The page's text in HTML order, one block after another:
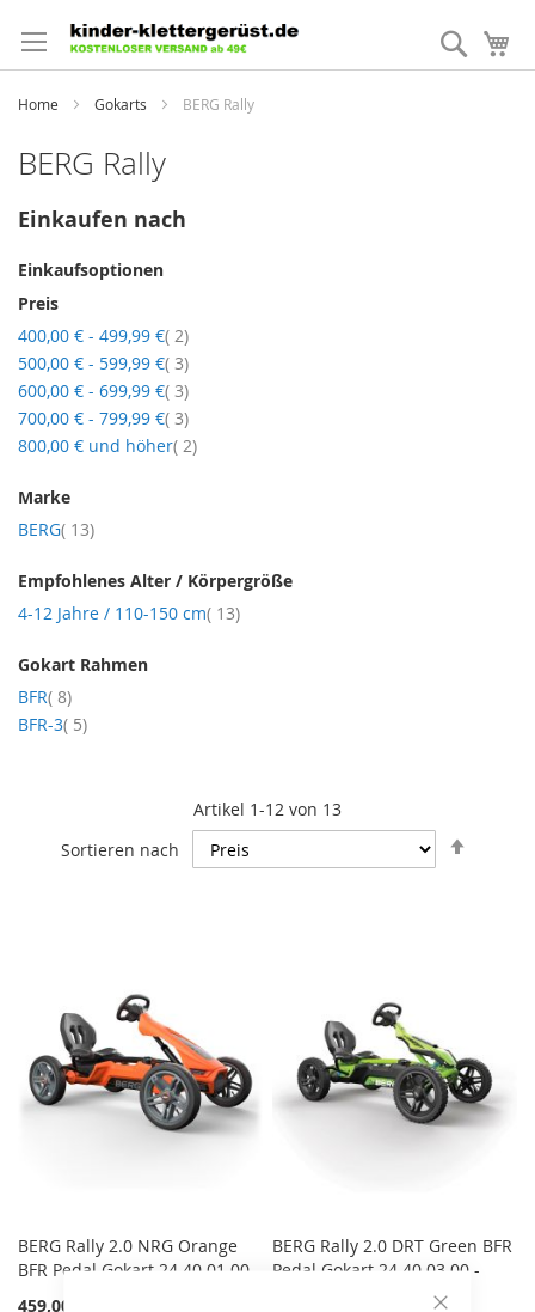
zum
Inhalt
Suche
Home Gokarts BERG Rally
BERG Rally
Artikel 1-12 von 13
Sortieren nach
BERG Rally 2.0 NRG Orange
BFR Pedal Gokart 24.40.01.00
459,00 €
BERG Rally 2.0 DRT Green BFR
Pedal Gokart 24.40.03.00 -
Einkaufen nach
Einkaufsoptionen
Preis
400,00 € - 499,99 € 2Artikel
500,00 € - 599,99 € 3Artikel
600,00 € - 699,99 € 3Artikel
700,00 € - 799,99 € 3Artikel
800,00 € und höher 2Artikel
Marke
BERG 13Artikel
Empfohlenes Alter / Körpergröße
4-12 Jahre / 110-150 cm 13Artikel
Gokart Rahmen
BFR 8Artikel
BFR-3 5Artikel